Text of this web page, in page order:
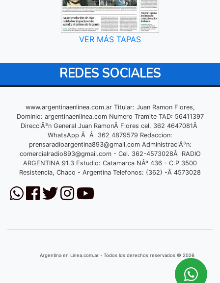
VER MÁS TAPAS
REDES SOCIALES
www.argentinaenlinea.com.ar Titular: Juan Ramon Flores,
Dominio: argentinaenlinea.com Numero Tramite TAD: 56411397
DirecciÃ³n General Juan RamonÂ Flores cel. 362 4647081Â
WhatsApp Â Â 362 4879579 Redaccion:
prensaradioargentina893@gmail.comAdministraciÃ³n:
comercialradio893@gmail.com- Cel. 362-4573028Â RADIO
ARGENTINA 91.3 Estudio: Catamarca NÂº 436 - C.P 3500
Resistencia, Chaco - Argentina Telefonos: (362) -Â 4573028
Argentina en Linea.com.ar - Todos los derechos reservados © 2026